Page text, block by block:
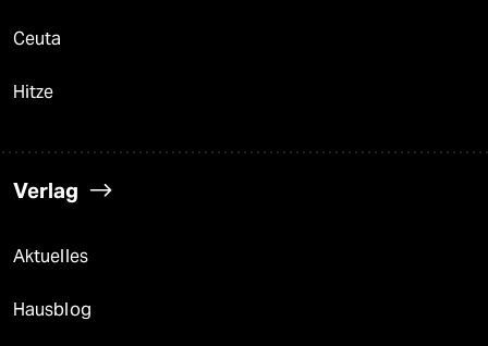
Ceuta
Hitze
Verlag
Aktuelles
Hausblog